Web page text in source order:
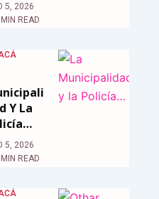
5, 2026
READ
Y La
5, 2026
READ